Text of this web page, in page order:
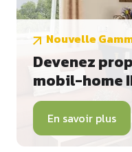
Nouvelle
Devenez
mobil-home
En savoir plus